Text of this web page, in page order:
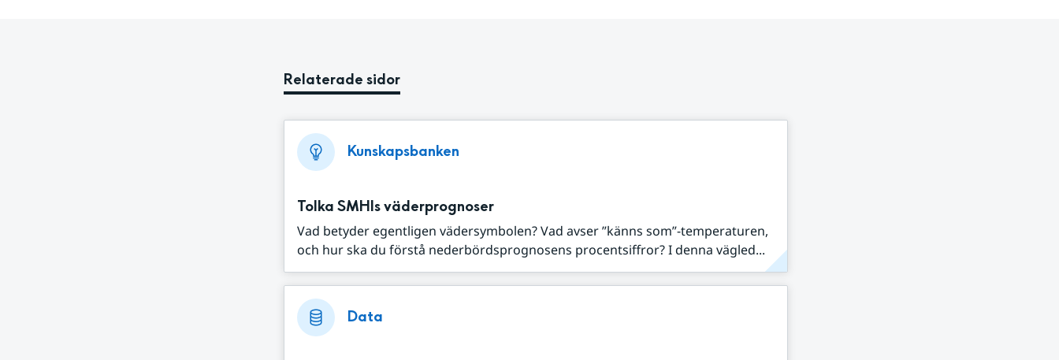
Relaterade sidor
Kunskapsbanken
Tolka SMHIs väderprognoser
Vad betyder egentligen vädersymbolen? Vad avser ”känns som”-temperaturen,
och hur ska du förstå nederbördsprognosens procentsiffror? I denna vägled...
Data